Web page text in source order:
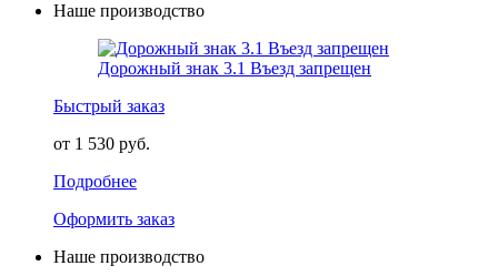
Наше производство
Дорожный знак 3.1 Въезд запрещен
Быстрый заказ
от 1 530 руб.
Подробнее
Оформить заказ
Наше производство